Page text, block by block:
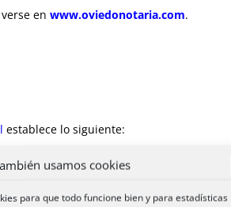
usamos cookies
para que todo funcione bien y para estadísticas
en www.oviedonotaria.com.
establece lo siguiente:
extranjeras serán ejecutables